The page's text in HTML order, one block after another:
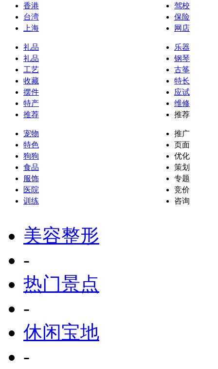
香港
台湾
上海
礼品
礼品
工艺
收藏
摆件
特产
推荐
宠物
特色
狗狗
食品
服饰
医院
训练
驾校
保险
网店
乐器
钢琴
古筝
特长
应试
维修
推荐
推广
页面
优化
策划
专题
竞价
咨询
美容整形
-
热门景点
-
休闲宝地
-